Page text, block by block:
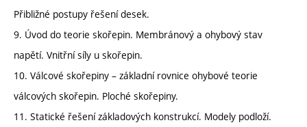
Přibližné postupy řešení desek.
9. Úvod do teorie skořepin. Membránový a ohybový stav
napětí. Vnitřní síly u skořepin.
10. Válcové skořepiny – základní rovnice ohybové teorie
válcových skořepin. Ploché skořepiny.
11. Statické řešení základových konstrukcí. Modely podloží.